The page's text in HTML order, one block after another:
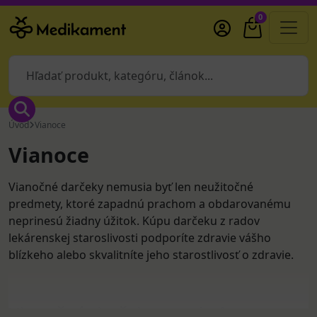
0
Úvod Vianoce
Vianoce
Vianočné darčeky nemusia byť len neužitočné
predmety, ktoré zapadnú prachom a obdarovanému
neprinesú žiadny úžitok. Kúpu darčeku z radov
lekárenskej staroslivosti podporíte zdravie vášho
blízkeho alebo skvalitníte jeho starostlivosť o zdravie.